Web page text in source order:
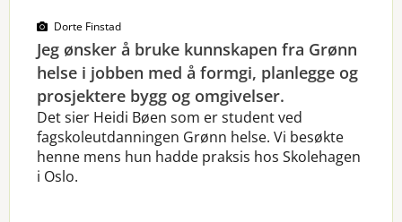
Dorte Finstad
Jeg ønsker å bruke kunnskapen fra Grønn
helse i jobben med å formgi, planlegge og
prosjektere bygg og omgivelser.
Det sier Heidi Bøen som er student ved
fagskoleutdanningen Grønn helse. Vi besøkte
henne mens hun hadde praksis hos Skolehagen
i Oslo.